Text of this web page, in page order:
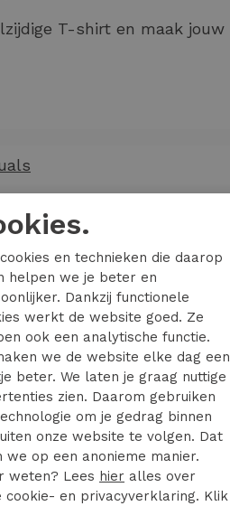
T-shirt en maak jouw
26-029
- Silver
5/5
en technieken die daarop
helpen we je beter en
Dankzij functionele
werkt de website goed. Ze
ook een analytische functie.
we de website elke dag een
beter. We laten je graag nuttige
zien. Daarom gebruiken
om je gedrag binnen
onze website te volgen. Dat
we op een anonieme manier.
weten? Lees hier alles over
cookie- en privacyverklaring. Klik